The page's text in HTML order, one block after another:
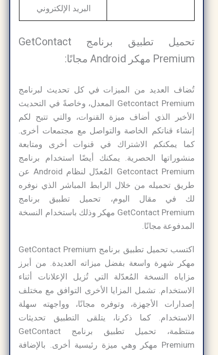
البريد الإلكتروني
تحميل تطبيق برنامج GetContact
Premium مهكر Android مجانًا:
تُضاف العديد من الميزات في كل تحديث لبرنامج
Getcontact Premium المعدل، وخاصةً في التحديث
الأخير الذي أضاف ميزة القنوات، والتي تتيح لكم
إنشاء قناتكم الخاصة والتواصل مع مجتمعات أخرى.
كما يمكنكم الاشتراك في قنوات أخرى ومتابعة
منشوراتها الحصرية. يمكنك أيضًا استخدام برنامج
Getcontact Premium المُعدّل لنظام Android عن
طريق تحميله من خلال الرابط المباشر الذي نوفره
لك في مقال اليوم، تحميل تطبيق برنامج
GetContact Premium مهكر وذلك باستخدام النسخة
المدفوعة مجانًا.
اكتسب تحميل تطبيق برنامج GetContact Premium
مهكر شهرة واسعة بفضل ميزاته العديدة. من أبرز
مزاياه النسخة المُعدّلة التي تُزيل الإعلانات أثناء
الاستخدام. تشمل المزايا الأخرى التوافق مع مختلف
إصدارات الأجهزة، وتوفره مجانًا، وواجهته سهلة
الاستخدام. كما ذكرنا، يتلقى التطبيق تحديثات
منتظمة، تحميل تطبيق برنامج GetContact
Premium مهكر وهي ميزة رئيسية أخرى. بالإضافة